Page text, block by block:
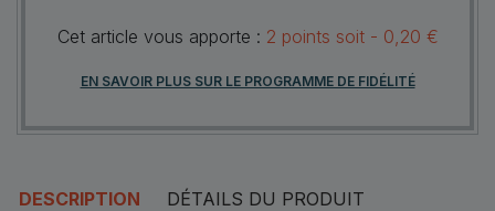
Cet article vous apporte : 2 points soit - 0,20 €
EN SAVOIR PLUS SUR LE PROGRAMME DE FIDÉLITÉ
DESCRIPTION DÉTAILS DU PRODUIT